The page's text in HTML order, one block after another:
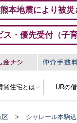
本地震により被
ス・優先受付（子
貸住宅とは URの
区 シャレール本駒込